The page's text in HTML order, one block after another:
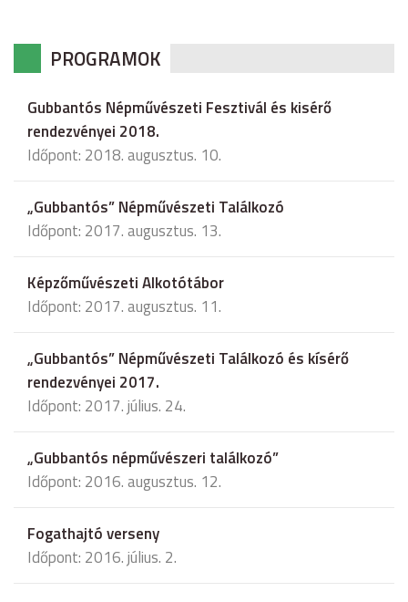
PROGRAMOK
Gubbantós Népművészeti Fesztivál és kisérő
rendezvényei 2018.
Időpont: 2018. augusztus. 10.
„Gubbantós” Népművészeti Találkozó
Időpont: 2017. augusztus. 13.
Képzőművészeti Alkotótábor
Időpont: 2017. augusztus. 11.
„Gubbantós” Népművészeti Találkozó és kísérő
rendezvényei 2017.
Időpont: 2017. július. 24.
„Gubbantós népművészeri találkozó”
Időpont: 2016. augusztus. 12.
Fogathajtó verseny
Időpont: 2016. július. 2.